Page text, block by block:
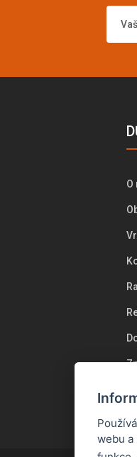
O
webu